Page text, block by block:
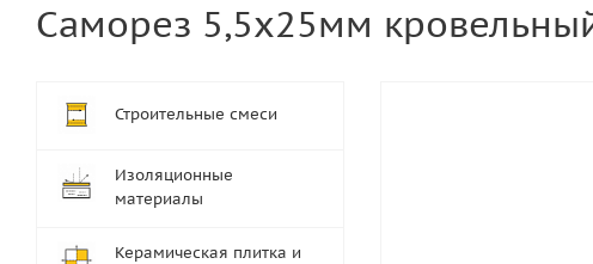
Саморез 5,5х25мм
Строительные смеси
Изоляционные
материалы
Керамическая плитка и